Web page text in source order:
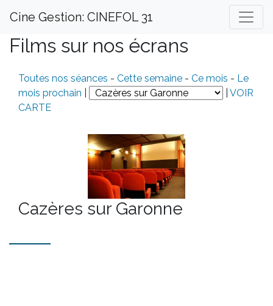
Cine Gestion: CINEFOL 31
Films sur nos écrans
Toutes nos séances - Cette semaine - Ce mois - Le
mois prochain
VOIR
CARTE
Cazères sur Garonne